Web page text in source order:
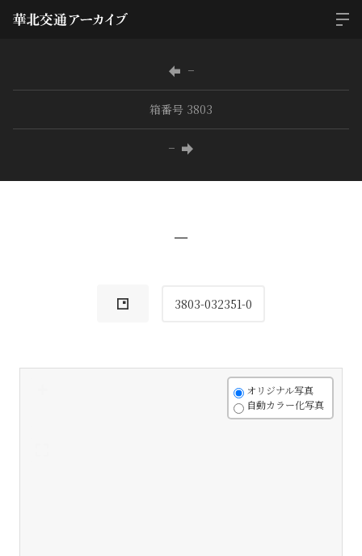
−
箱番号 3803
−
−
3803-032351-0
オリジナル写真
自動カラー化写真